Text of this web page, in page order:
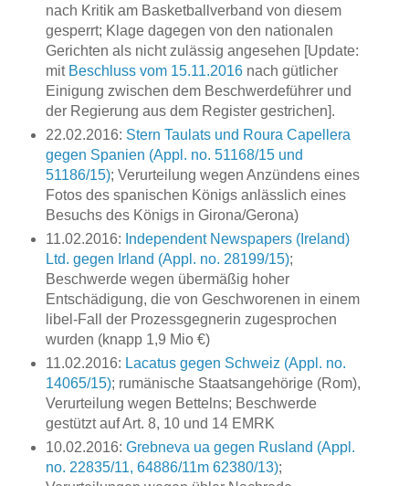
nach Kritik am Basketballverband von diesem
gesperrt; Klage dagegen von den nationalen
Gerichten als nicht zulässig angesehen [Update:
mit Beschluss vom 15.11.2016nach gütlicher
Einigung zwischen dem Beschwerdeführer und
der Regierung aus dem Register gestrichen].
22.02.2016: Stern Taulats und Roura Capellera
gegen Spanien (Appl. no. 51168/15 und
51186/15); Verurteilung wegen Anzündens eines
Fotos des spanischen Königs anlässlich eines
Besuchs des Königs in Girona/Gerona)
11.02.2016: Independent Newspapers (Ireland)
Ltd. gegen Irland (Appl. no. 28199/15);
Beschwerde wegen übermäßig hoher
Entschädigung, die von Geschworenen in einem
libel-Fall der Prozessgegnerin zugesprochen
wurden (knapp 1,9 Mio €)
11.02.2016: Lacatus gegen Schweiz (Appl. no.
14065/15); rumänische Staatsangehörige (Rom),
Verurteilung wegen Bettelns; Beschwerde
gestützt auf Art. 8, 10 und 14 EMRK
10.02.2016: Grebneva ua gegen Rusland (Appl.
no. 22835/11, 64886/11m 62380/13);